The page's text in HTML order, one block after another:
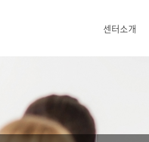
센터소개